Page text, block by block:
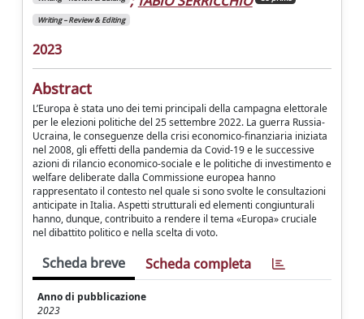
Writing – Review & Editing
2023
Abstract
L’Europa è stata uno dei temi principali della campagna elettorale
per le elezioni politiche del 25 settembre 2022. La guerra Russia-
Ucraina, le conseguenze della crisi economico-finanziaria iniziata
nel 2008, gli effetti della pandemia da Covid-19 e le successive
azioni di rilancio economico-sociale e le politiche di investimento e
welfare deliberate dalla Commissione europea hanno
rappresentato il contesto nel quale si sono svolte le consultazioni
anticipate in Italia. Aspetti strutturali ed elementi congiunturali
hanno, dunque, contribuito a rendere il tema «Europa» cruciale
nel dibattito politico e nella scelta di voto.
Scheda breve Scheda completa
Anno di pubblicazione
2023